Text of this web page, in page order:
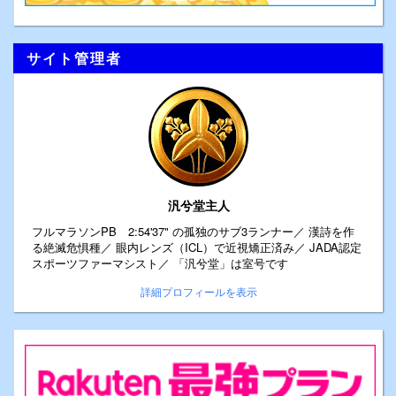
サイト管理者
汎兮堂主人
フルマラソンPB 2:54'37" の孤独のサブ3ランナー／ 漢詩を作
る絶滅危惧種／ 眼内レンズ（ICL）で近視矯正済み／ JADA認定
スポーツファーマシスト／ 「汎兮堂」は室号です
詳細プロフィールを表示